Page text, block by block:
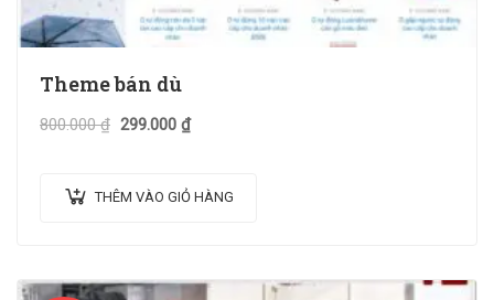
Theme bán dù
800.000₫ 299.000 ₫
THÊM VÀO GIỎ HÀNG